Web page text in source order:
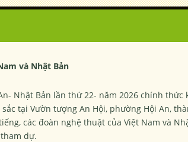
và Nhật Bản
Nhật Bản lần thứ 22- năm 2026 chính thức
tại Vườn tượng An Hội, phường Hội An,
các đoàn nghệ thuật của Việt Nam và
dự.